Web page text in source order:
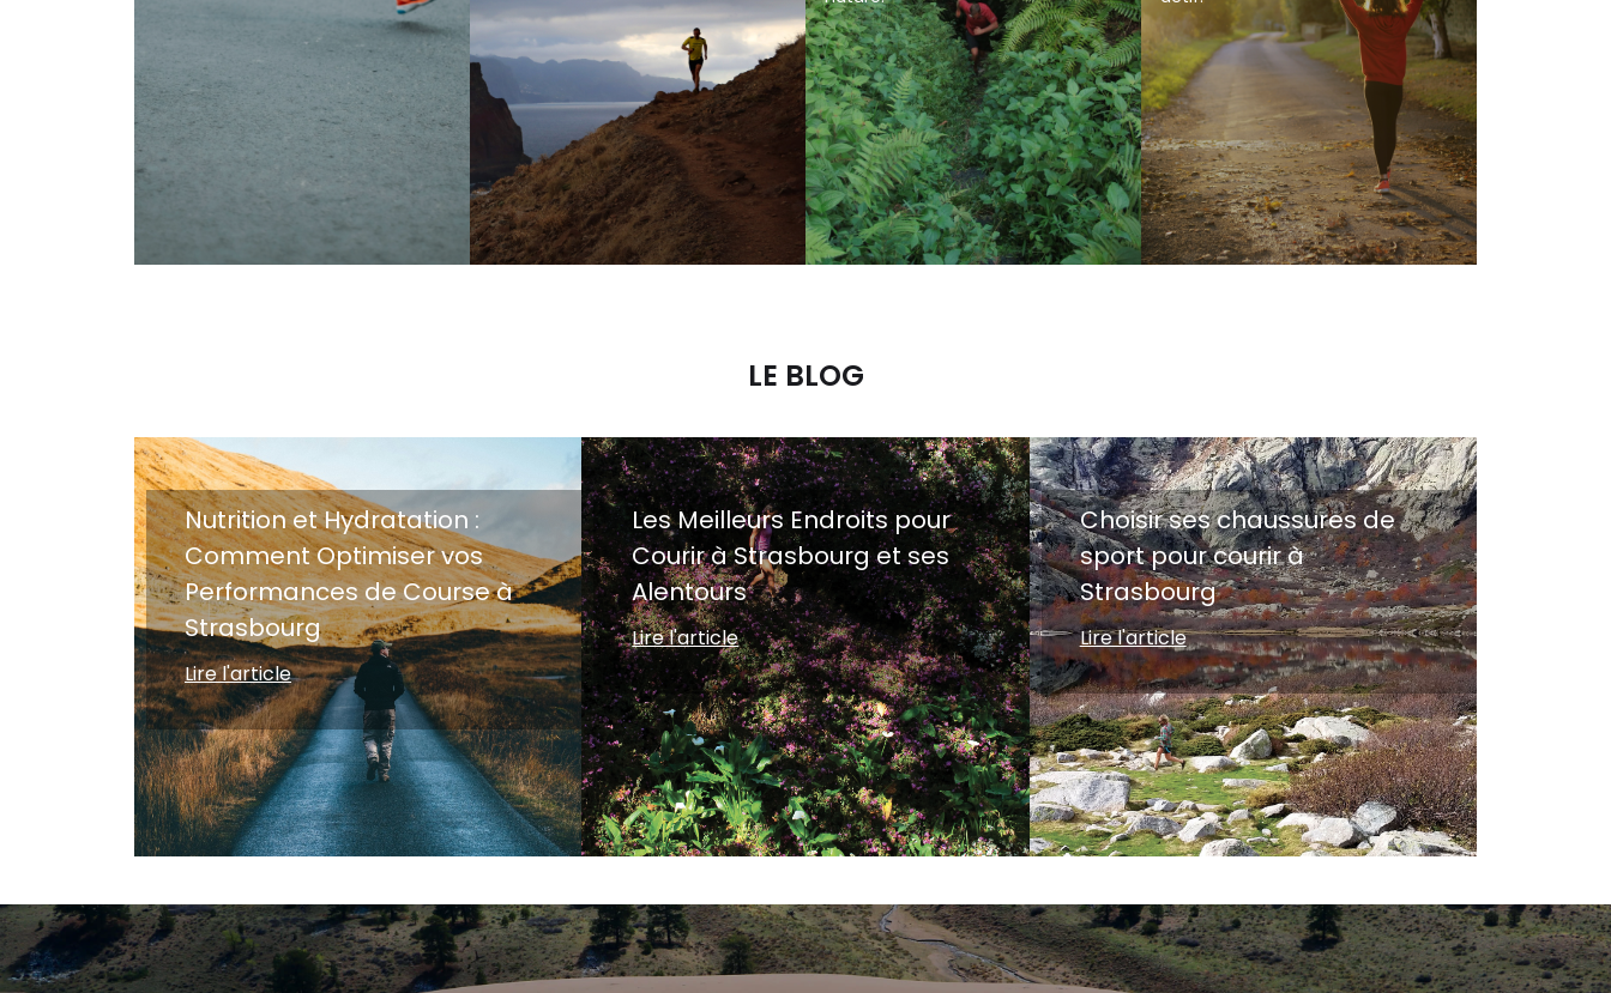
LE BLOG
Nutrition et Hydratation :
Comment Optimiser vos
Performances de Course à
Strasbourg
Lire l'article
Les Meilleurs Endroits pour
Courir à Strasbourg et ses
Alentours
Lire l'article
Choisir ses chaussures de
sport pour courir à
Strasbourg
Lire l'article